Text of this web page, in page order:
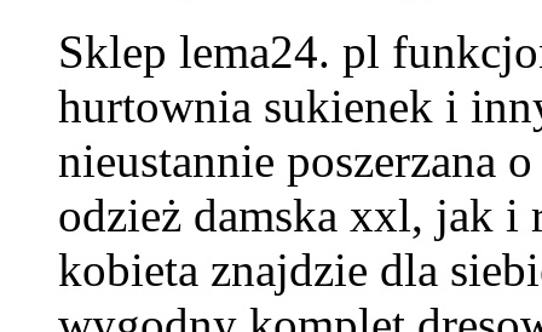
Sklep lema24. pl
hurtownia sukienek i
nieustannie poszerzana
odzież damska xxl, jak i
kobieta znajdzie dla